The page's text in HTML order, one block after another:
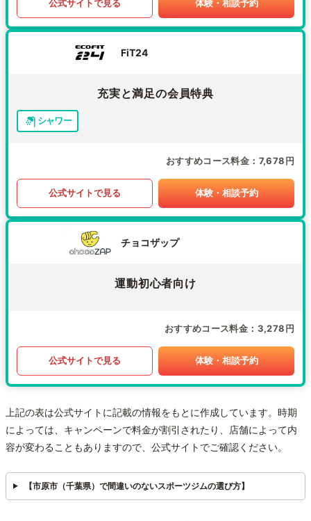
公式サイトで見る 体験・相談予約
FiT24
充実と満足の会員特典
シャワー
おすすめコース料金 7,678円
公式サイトで見る 体験・相談予約
チョコザップ
運動初心者向け
おすすめコース料金 3,278円
公式サイトで見る 体験・相談予約
上記の表は公式サイトに記載の情報をもとに作成しています。時期
によっては、キャンペーンで料金が割引されたり、店舗によって内
容が変わることもありますので、公式サイトでご確認ください。
【市原市（千葉県）で間違いのないスポーツジムの選び方】